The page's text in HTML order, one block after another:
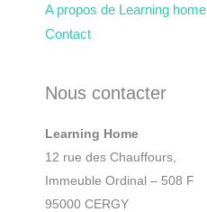
A propos de Learning home
Contact
Nous contacter
Learning Home
12 rue des Chauffours,
Immeuble Ordinal – 508 F
95000 CERGY